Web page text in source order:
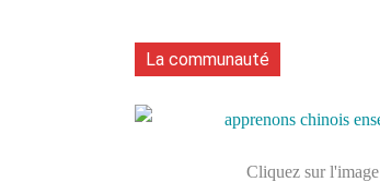
La communauté
Cliquez sur l'image